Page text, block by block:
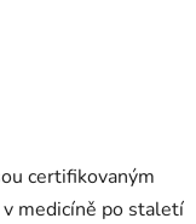
certifikovaným
medicíně po staletí